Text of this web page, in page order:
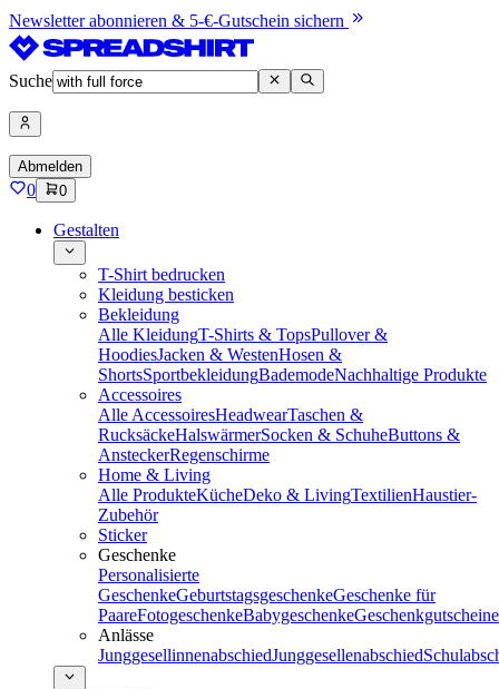
Newsletter abonnieren & 5-€-Gutschein sichern
Suche
Abmelden
0 0
Gestalten
T-Shirt bedrucken
Kleidung besticken
Bekleidung
Alle KleidungT-Shirts & TopsPullover &
HoodiesJacken & WestenHosen &
ShortsSportbekleidungBademodeNachhaltige Produkte
Accessoires
Alle AccessoiresHeadwearTaschen &
RucksäckeHalswärmerSocken & SchuheButtons &
AnsteckerRegenschirme
Home & Living
Alle ProdukteKücheDeko & LivingTextilienHaustier-
Zubehör
Sticker
Geschenke
Personalisierte
GeschenkeGeburtstagsgeschenkeGeschenke für
PaareFotogeschenkeBabygeschenkeGeschenkgutscheine
Anlässe
JunggesellinnenabschiedJunggesellenabschied